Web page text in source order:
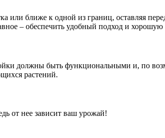
или ближе к одной из границ, оставляя
– обеспечить удобный подход и хорошую
должны быть функциональными и, по
растений.
от нее зависит ваш урожай!